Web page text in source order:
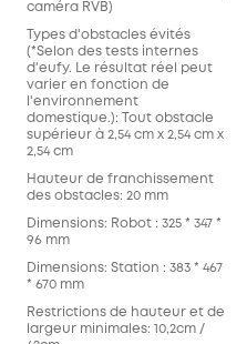
caméra RVB)
Types d'obstacles évités
(*Selon des tests internes
d'eufy. Le résultat réel peut
varier en fonction de
l'environnement
domestique.): Tout obstacle
supérieur à 2,54 cm x 2,54 cm x
2,54 cm
Hauteur de franchissement
des obstacles: 20 mm
Dimensions: Robot : 325 * 347 *
96 mm
Dimensions: Station : 383 * 467
* 670 mm
Restrictions de hauteur et de
largeur minimales: 10,2cm /